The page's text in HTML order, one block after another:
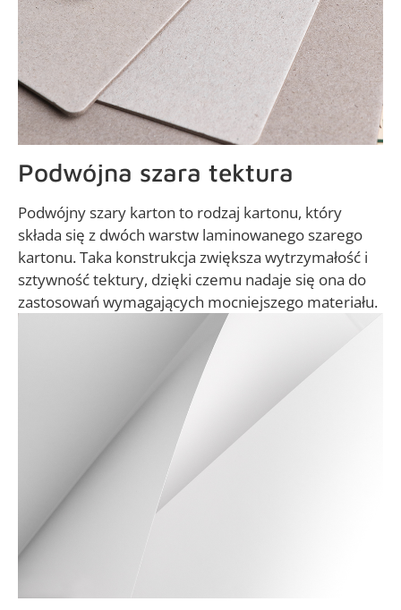
Podwójna szara tektura
Podwójny szary karton to rodzaj kartonu, który
składa się z dwóch warstw laminowanego szarego
kartonu. Taka konstrukcja zwiększa wytrzymałość i
sztywność tektury, dzięki czemu nadaje się ona do
zastosowań wymagających mocniejszego materiału.